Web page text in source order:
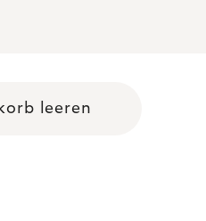
leeren